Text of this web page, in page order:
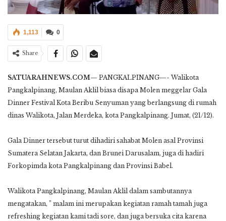
0
1,113
Share
SATUARAHNEWS.COM— PANGKALPINANG—- Walikota
Pangkalpinang, Maulan Aklil biasa disapa Molen meggelar Gala
Dinner Festival Kota Beribu Senyuman yang berlangsung di rumah
dinas Walikota, Jalan Merdeka, kota Pangkalpinang. Jumat, (21/12).
Gala Dinner tersebut turut dihadiri sahabat Molen asal Provinsi
Sumatera Selatan Jakarta, dan Brunei Darusalam, juga di hadiri
Forkopimda kota Pangkalpinang dan Provinsi Babel.
Walikota Pangkalpinang, Maulan Aklil dalam sambutannya
mengatakan, ” malam ini merupakan kegiatan ramah tamah juga
refreshing kegiatan kami tadi sore, dan juga bersuka cita karena